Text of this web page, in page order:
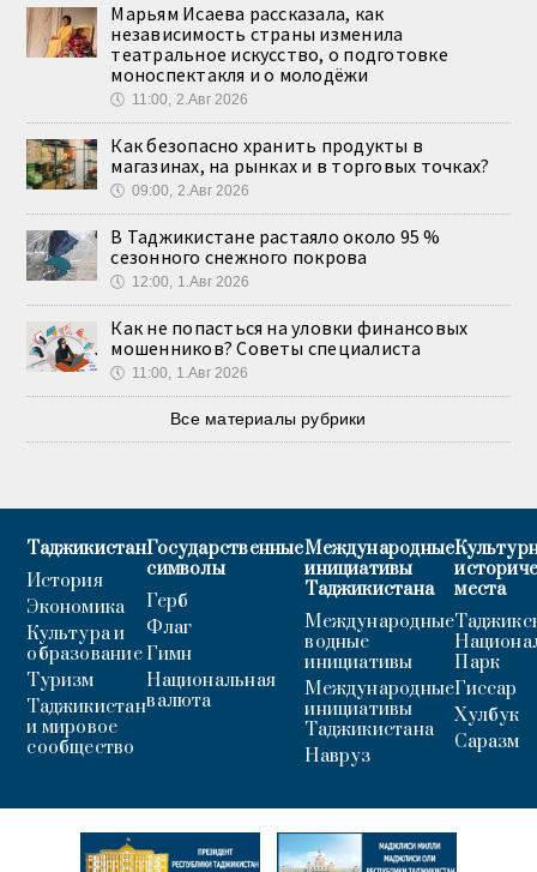
Марьям Исаева рассказала, как
независимость страны изменила
театральное искусство, о подготовке
моноспектакля и о молодёжи
🕔 11:00, 2.Авг 2026
Как безопасно хранить продукты в
магазинах, на рынках и в торговых точках?
🕔 09:00, 2.Авг 2026
В Таджикистане растаяло около 95 %
сезонного снежного покрова
🕔 12:00, 1.Авг 2026
Как не попасться на уловки финансовых
мошенников? Советы специалиста
🕔 11:00, 1.Авг 2026
Все материалы рубрики
Таджикистан
История
Экономика
Культура и
образование
Туризм
Таджикистан
и мировое
сообщество
Государственные
символы
Герб
Флаг
Гимн
Национальная
валюта
Международные
инициативы
Таджикистана
Международные
водные
инициативы
Международные
инициативы
Таджикистана
Навруз
места
Парк
Гиссар
Хулбук
Саразм